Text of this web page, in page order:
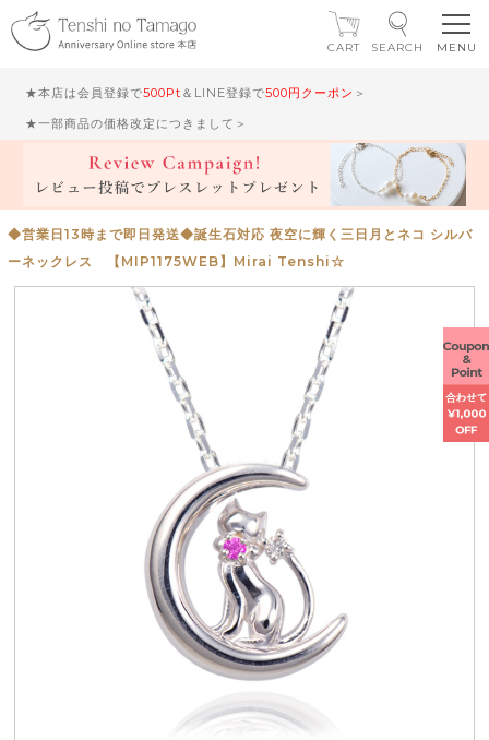
★本店は会員登録で500Pt ＆LINE登録で500円クーポン ＞
★一部商品の価格改定につきまして＞
CART SEARCH
◆営業日13時まで即日発送◆誕生石対応 夜空に輝く三日月とネコ シルバ
ーネックレス 【MIP1175WEB】Mirai Tenshi☆